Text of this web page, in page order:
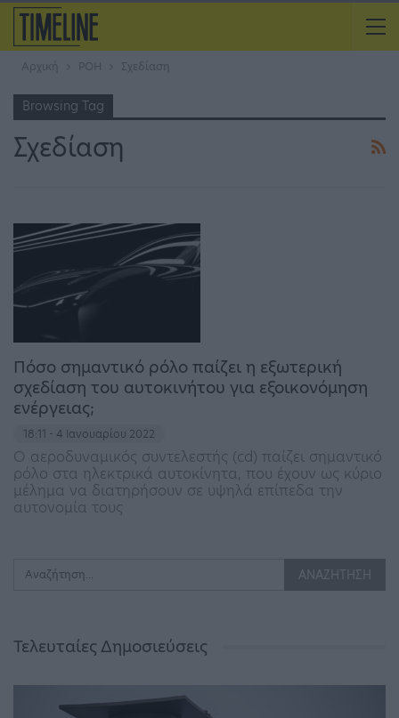
Αρχική ΡΟΗ Σχεδίαση
Browsing Tag
Σχεδίαση
Πόσο σημαντικό ρόλο παίζει η εξωτερική
σχεδίαση του αυτοκινήτου για εξοικονόμηση
ενέργειας;
18:11 - 4 Ιανουαρίου 2022
Ο αεροδυναμικός συντελεστής (cd) παίζει σημαντικό
ρόλο στα ηλεκτρικά αυτοκίνητα, που έχουν ως κύριο
μέλημα να διατηρήσουν σε υψηλά επίπεδα την
αυτονομία τους
Τελευταίες Δημοσιεύσεις